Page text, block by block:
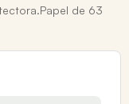
de 63